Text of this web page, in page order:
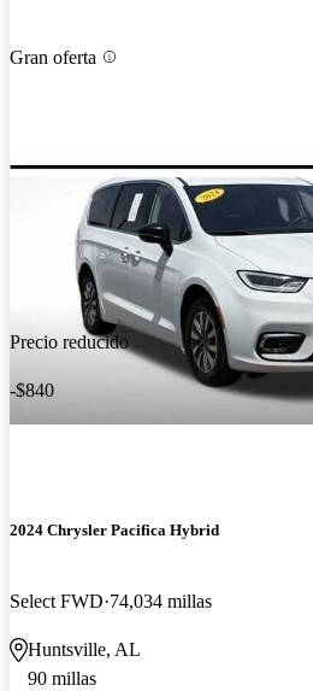
Gran oferta
Precio reducido
-$840
2024 Chrysler Pacifica Hybrid
Select FWD 74,034 millas
Huntsville, AL
90 millas